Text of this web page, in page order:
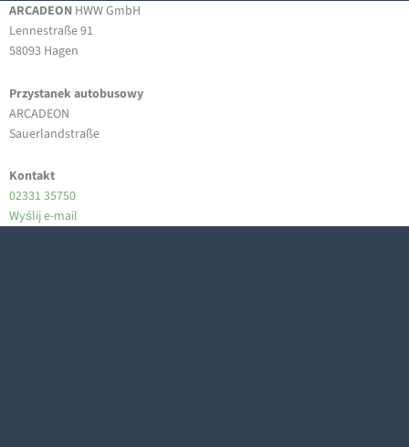
ARCADEON HWW GmbH
Lennestraße 91
58093 Hagen
Przystanek autobusowy
ARCADEON
Sauerlandstraße
Kontakt
02331 35750
Wyślij e-mail